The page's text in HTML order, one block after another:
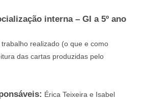
interna – GI a 5º ano
realizado (o que e como
das cartas produzidas pelo
Érica Teixeira e Isabel